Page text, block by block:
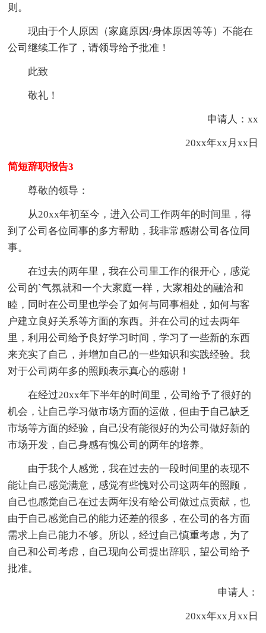
则。
现由于个人原因（家庭原因/身体原因等等）不能在
公司继续工作了，请领导给予批准！
此致
敬礼！
申请人：xx
20xx年xx月xx日
简短辞职报告3
尊敬的领导：
从20xx年初至今，进入公司工作两年的时间里，得
到了公司各位同事的多方帮助，我非常感谢公司各位同
事。
在过去的两年里，我在公司里工作的很开心，感觉
公司的`气氛就和一个大家庭一样，大家相处的融洽和
睦，同时在公司里也学会了如何与同事相处，如何与客
户建立良好关系等方面的东西。并在公司的过去两年
里，利用公司给予良好学习时间，学习了一些新的东西
来充实了自己，并增加自己的一些知识和实践经验。我
对于公司两年多的照顾表示真心的感谢！
在经过20xx年下半年的时间里，公司给予了很好的
机会，让自己学习做市场方面的运做，但由于自己缺乏
市场等方面的经验，自己没有能很好的为公司做好新的
市场开发，自己身感有愧公司的两年的培养。
由于我个人感觉，我在过去的一段时间里的表现不
能让自己感觉满意，感觉有些愧对公司这两年的照顾，
自己也感觉自己在过去两年没有给公司做过点贡献，也
由于自己感觉自己的能力还差的很多，在公司的各方面
需求上自己能力不够。所以，经过自己慎重考虑，为了
自己和公司考虑，自己现向公司提出辞职，望公司给予
批准。
申请人：
20xx年xx月xx日